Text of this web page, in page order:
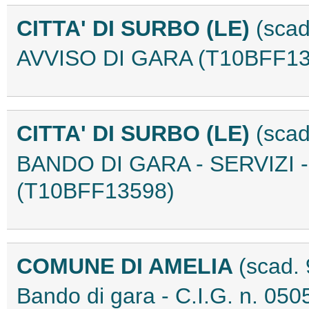
CITTA' DI SURBO (LE)
AVVISO DI GARA
CITTA' DI SURBO (LE)
BANDO DI GARA - SERVIZI
(T10BFF13598)
COMUNE DI AMELIA (scad.
Bando di gara - C.I.G. n.